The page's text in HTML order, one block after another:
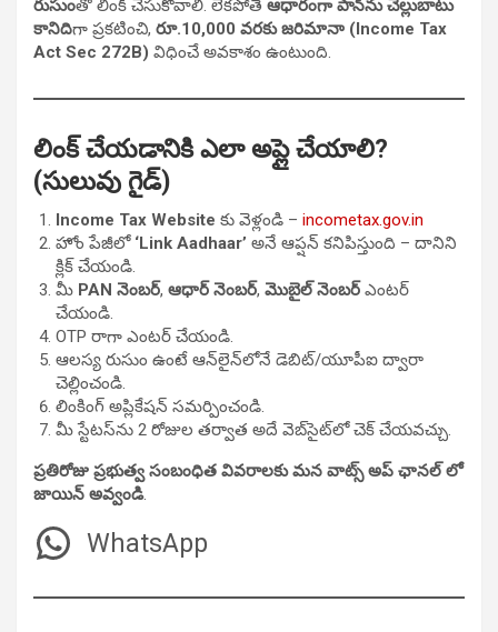
రుసుంతో లింక్ చేసుకోవాలి. లేకపోతే ఆధారంగా పాన్‌ను చెల్లుబాటు
కానిదిగా ప్రకటించి, రూ.10,000 వరకు జరిమానా (Income Tax
Act Sec 272B) విధించే అవకాశం ఉంటుంది.
లింక్ చేయడానికి ఎలా అప్లై చేయాలి?
(సులువు గైడ్)
Income Tax Website కు వెళ్లండి – incometax.gov.in
హోం పేజీలో ‘Link Aadhaar’ అనే ఆప్షన్ కనిపిస్తుంది – దానిని
క్లిక్ చేయండి.
మీ PAN నెంబర్, ఆధార్ నెంబర్, మొబైల్ నెంబర్ ఎంటర్
చేయండి.
OTP రాగా ఎంటర్ చేయండి.
ఆలస్య రుసుం ఉంటే ఆన్‌లైన్‌లోనే డెబిట్/యూపీఐ ద్వారా
చెల్లించండి.
లింకింగ్ అప్లికేషన్ సమర్పించండి.
మీ స్టేటస్‌ను 2 రోజుల తర్వాత అదే వెబ్‌సైట్‌లో చెక్ చేయవచ్చు.
ప్రతిరోజు ప్రభుత్వ సంబంధిత వివరాలకు మన వాట్స్ అప్ ఛానల్ లో
జాయిన్ అవ్వండి.
WhatsApp